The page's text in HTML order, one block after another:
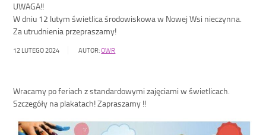
UWAGA!!
W dniu 12 lutym świetlica środowiskowa w Nowej Wsi nieczynna.
Za utrudnienia przepraszamy!
12 LUTEGO 2024 AUTOR:OWR
Wracamy po feriach z standardowymi zajęciami w świetlicach.
Szczegóły na plakatach! Zapraszamy !!